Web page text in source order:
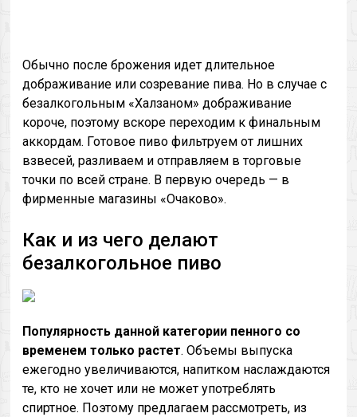
Обычно после брожения идет длительное
дображивание или созревание пива. Но в случае с
безалкогольным «Халзаном» дображивание
короче, поэтому вскоре переходим к финальным
аккордам. Готовое пиво фильтруем от лишних
взвесей, разливаем и отправляем в торговые
точки по всей стране. В первую очередь — в
фирменные магазины «Очаково».
Как и из чего делают
безалкогольное пиво
Популярность данной категории пенного со
временем только растет. Объемы выпуска
ежегодно увеличиваются, напитком наслаждаются
те, кто не хочет или не может употреблять
спиртное. Поэтому предлагаем рассмотреть, из